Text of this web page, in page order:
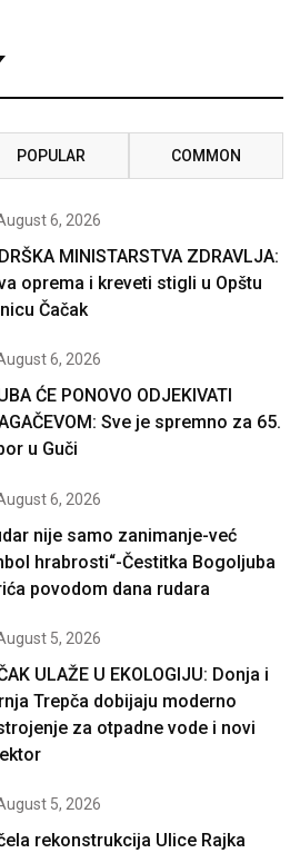
POPULAR COMMON
6, 2026
MINISTARSTVA ZDRAVLJA:
oprema i kreveti stigli u Opštu
Čačak
6, 2026
ĆE PONOVO ODJEKIVATI
Sve je spremno za 65.
u Guči
6, 2026
nije samo zanimanje-već
hrabrosti“-Čestitka Bogoljuba
povodom dana rudara
5, 2026
ULAŽE U EKOLOGIJU: Donja i
Trepča dobijaju moderno
za otpadne vode i novi
5, 2026
rekonstrukcija Ulice Rajka